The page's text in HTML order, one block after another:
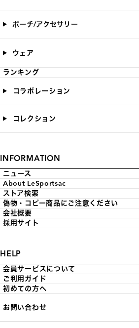
ポーチ/アクセサリー
ウェア
ランキング
コラボレーション
コレクション
INFORMATION
ニュース
About LeSportsac
ストア検索
偽物・コピー商品にご注意ください
会社概要
採用サイト
HELP
会員サービスについて
ご利用ガイド
初めての方へ
お問い合わせ